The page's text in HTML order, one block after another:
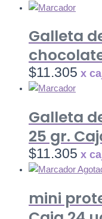
Galleta
$11.305
Galleta
25 gr.
$11.305
mini